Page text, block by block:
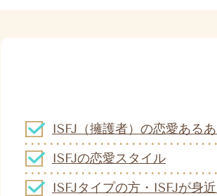
ISFJ（擁護者）の恋愛ある
ISFJの恋愛スタイル
ISFJタイプの方・ISFJが身